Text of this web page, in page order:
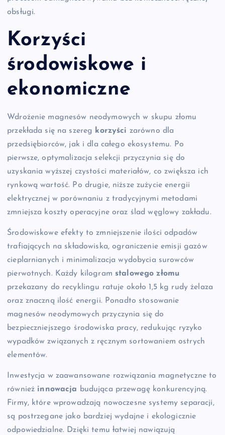
obsługi.
Korzyści
środowiskowe i
ekonomiczne
Wdrożenie magnesów neodymowych w skupu złomu
przekłada się na szereg korzyści zarówno dla
przedsiębiorców, jak i dla całego ekosystemu. Po
pierwsze, optymalizacja selekcji przyczynia się do
uzyskania wyższej czystości materiałów, co zwiększa ich
rynkową wartość. Po drugie, niższe zużycie energii
elektrycznej w porównaniu z tradycyjnymi metodami
zmniejsza koszty operacyjne oraz ślad węglowy zakładu.
Środowiskowe efekty to zmniejszenie ilości odpadów
trafiających na składowiska, ograniczenie emisji gazów
cieplarnianych i minimalizacja wydobycia surowców
pierwotnych. Każdy kilogram stalowego złomu
przekazany do recyklingu ratuje około 1,5 kg rudy żelaza
oraz znaczną ilość energii. Ponadto stosowanie
magnesów neodymowych przyczynia się do
bezpieczniejszego środowiska pracy, redukując ryzyko
wypadków związanych z ręcznym sortowaniem ostrych
elementów.
Inwestycja w zaawansowane rozwiązania magnetyczne to
również innowacja budująca przewagę konkurencyjną.
Firmy, które wprowadzają nowoczesne systemy separacji,
są postrzegane jako bardziej wydajne i ekologicznie
odpowiedzialne. Dzięki temu łatwiej nawiązują